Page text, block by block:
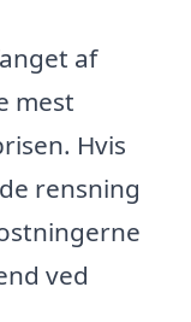
af
mest
Hvis
rensning
ved